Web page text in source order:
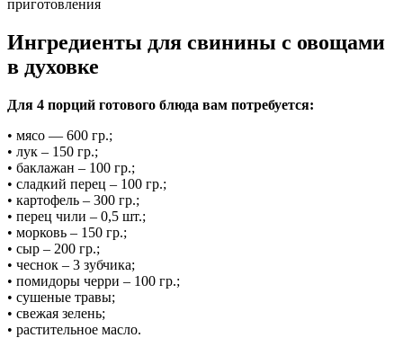
Ингредиенты для свинины с овощами
в духовке
Для 4 порций готового блюда вам потребуется:
• мясо — 600 гр.;
• лук – 150 гр.;
• баклажан – 100 гр.;
• сладкий перец – 100 гр.;
• картофель – 300 гр.;
• перец чили – 0,5 шт.;
• морковь – 150 гр.;
• сыр – 200 гр.;
• чеснок – 3 зубчика;
• помидоры черри – 100 гр.;
• сушеные травы;
• свежая зелень;
• растительное масло.